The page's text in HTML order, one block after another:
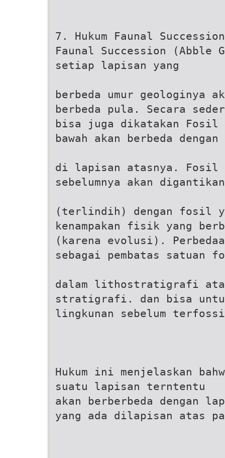
7. Hukum Faunal Succession
Faunal Succession (Abble
setiap lapisan yang
berbeda umur geologinya
berbeda pula. Secara
bisa juga dikatakan Fosil
bawah akan berbeda
di lapisan atasnya. Fosil
sebelumnya akan digantikan
(terlindih) dengan fosil
kenampakan fisik yang
(karena evolusi).
sebagai pembatas satuan
dalam lithostratigrafi
stratigrafi. dan bisa
lingkunan sebelum
Hukum ini menjelaskan
suatu lapisan terntentu
akan berberbeda dengan
yang ada dilapisan atas